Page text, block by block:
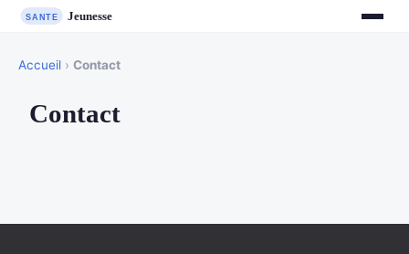
Accueil › Contact
Contact